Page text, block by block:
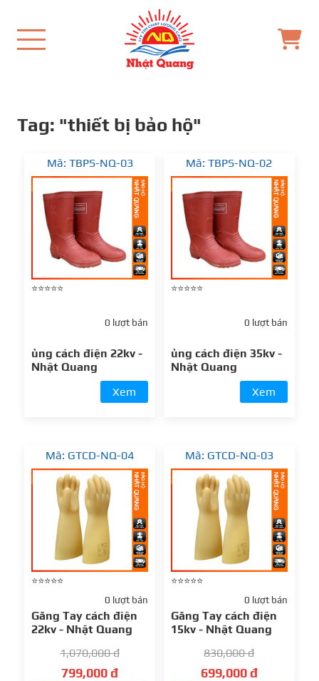
Tag: "thiết bị bảo hộ"
Mã: TBPS-NQ-03
⭐⭐⭐⭐⭐
0 lượt bán
ủng cách điện 22kv -
Nhật Quang
Xem
Mã: TBPS-NQ-02
⭐⭐⭐⭐⭐
0 lượt bán
ủng cách điện 35kv -
Nhật Quang
Xem
Mã: GTCD-NQ-04
⭐⭐⭐⭐⭐
0 lượt bán
Găng Tay cách điện
22kv - Nhật Quang
1,070,000 đ
799,000 đ
Mã: GTCD-NQ-03
⭐⭐⭐⭐⭐
0 lượt bán
Găng Tay cách điện
15kv - Nhật Quang
830,000 đ
699,000 đ